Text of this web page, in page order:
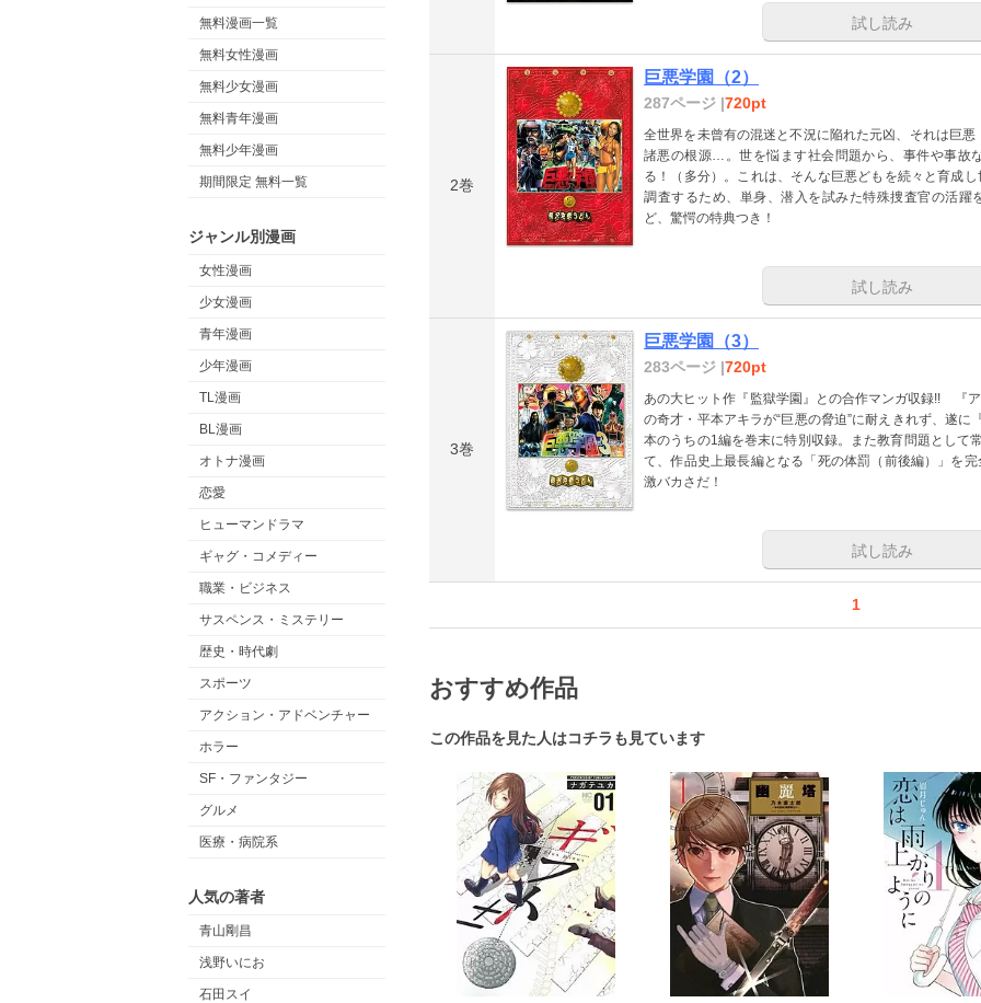
無料漫画一覧
無料女性漫画
無料少女漫画
無料青年漫画
無料少年漫画
期間限定 無料一覧
ジャンル別漫画
女性漫画
少女漫画
青年漫画
少年漫画
TL漫画
BL漫画
オトナ漫画
恋愛
ヒューマンドラマ
ギャグ・コメディー
職業・ビジネス
サスペンス・ミステリー
歴史・時代劇
スポーツ
アクション・アドベンチャー
ホラー
SF・ファンタジー
グルメ
医療・病院系
人気の著者
青山剛昌
浅野いにお
石田スイ
試し読み
2巻
巨悪学園（2）
287ページ |720pt
全世界を未曾有の混迷と不況に陥れた元凶、それは巨
諸悪の根源…。世を悩ます社会問題から、事件や事故
る！（多分）。これは、そんな巨悪どもを続々と育成
調査するため、単身、潜入を試みた特殊捜査官の活
ど、驚愕の特典つき！
試し読み
3巻
巨悪学園（3）
283ページ |720pt
あの大ヒット作『監獄学園』との合作マンガ収録!! 『
の奇才・平本アキラが“巨悪の脅迫”に耐えきれず、遂
本のうちの1編を巻末に特別収録。また教育問題として
て、作品史上最長編となる「死の体罰（前後編）」を
激バカさだ！
試し読み
1
おすすめ作品
この作品を見た人はコチラも見ています